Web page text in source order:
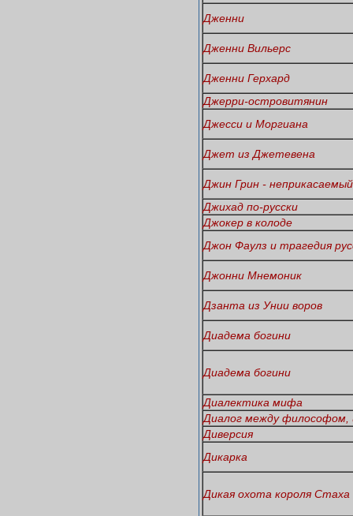
Дженни
Дженни Вильерс
Дженни Герхард
Джерри-островитянин
Джесси и Моргиана
Джет из Джетевена
Джин Грин -
Джихад по-русски
Джокер в колоде
Джон Фаулз и трагедия
Джонни Мнемоник
Дзанта из Унии воров
Диадема богини
Диадема богини
Диалектика мифа
Диалог между философом,
Диверсия
Дикарка
Дикая охота короля Стаха